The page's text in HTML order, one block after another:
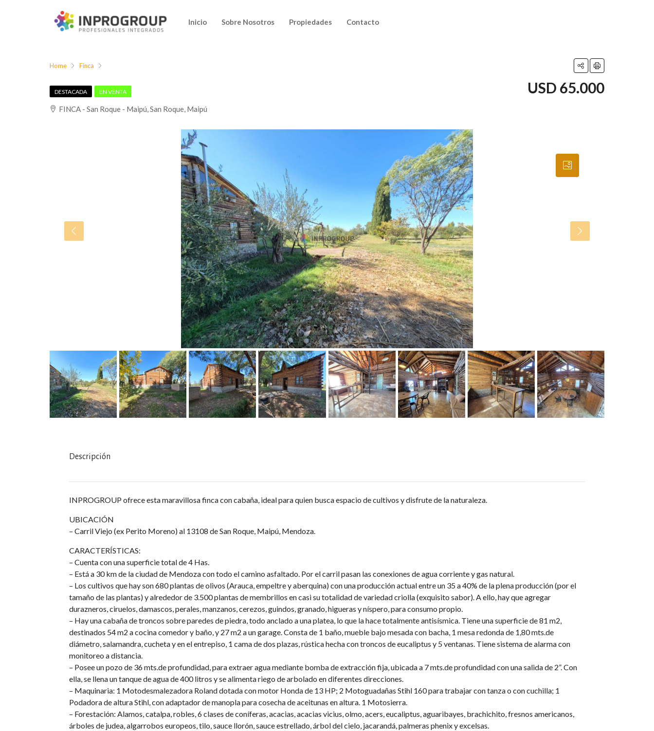
Inicio Sobre Nosotros Propiedades Contacto
Home Finca
USD 65.000
DESTACADA EN VENTA
FINCA - San Roque - Maipú, San Roque, Maipú
Descripción
INPROGROUP ofrece esta maravillosa finca con cabaña, ideal para quien busca espacio de cultivos y disfrute de la naturaleza.
UBICACIÓN
– Carril Viejo (ex Perito Moreno) al 13108 de San Roque, Maipú, Mendoza.
CARACTERÍSTICAS:
– Cuenta con una superficie total de 4 Has.
– Está a 30 km de la ciudad de Mendoza con todo el camino asfaltado. Por el carril pasan las conexiones de agua corriente y gas natural.
– Los cultivos que hay son 680 plantas de olivos (Arauca, empeltre y aberquina) con una producción actual entre un 35 a 40% de la plena producción (por el
tamaño de las plantas) y alrededor de 3.500 plantas de membrillos en casi su totalidad de variedad criolla (exquisito sabor). A ello, hay que agregar
durazneros, ciruelos, damascos, perales, manzanos, cerezos, guindos, granado, higueras y níspero, para consumo propio.
– Hay una cabaña de troncos sobre paredes de piedra, todo anclado a una platea, lo que la hace totalmente antisísmica. Tiene una superficie de 81 m2,
destinados 54 m2 a cocina comedor y baño, y 27 m2 a un garage. Consta de 1 baño, mueble bajo mesada con bacha, 1 mesa redonda de 1,80 mts.de
diámetro, salamandra, cucheta y en el entrepiso, 1 cama de dos plazas, rústica hecha con troncos de eucaliptus y 5 ventanas. Tiene sistema de alarma con
monitoreo a distancia.
– Posee un pozo de 36 mts.de profundidad, para extraer agua mediante bomba de extracción fija, ubicada a 7 mts.de profundidad con una salida de 2”. Con
ella, se llena un tanque de agua de 400 litros y se alimenta riego de arbolado en diferentes direcciones.
– Maquinaria: 1 Motodesmalezadora Roland dotada con motor Honda de 13 HP; 2 Motoguadañas Stihl 160 para trabajar con tanza o con cuchilla; 1
Podadora de altura Stihl, con adaptador de manopla para cosecha de aceitunas en altura. 1 Motosierra.
– Forestación: Alamos, catalpa, robles, 6 clases de coníferas, acacias, acacias vicius, olmo, acers, eucaliptus, aguaribayes, brachichito, fresnos americanos,
árboles de judea, algarrobos europeos, tilo, sauce llorón, sauce estrellado, árbol del cielo, jacarandá, palmeras phenix y excelsas.